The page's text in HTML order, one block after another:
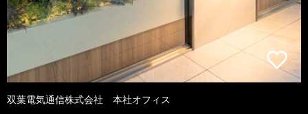
双葉電気通信株式会社 本社オフィス